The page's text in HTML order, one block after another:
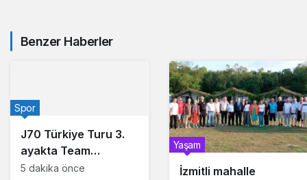
Benzer Haberler
J70 Türkiye Turu 3.
ayakta Team
Nautique Yachting
Spor
5 dakika önce
İzmitli mahalle
Yaşam